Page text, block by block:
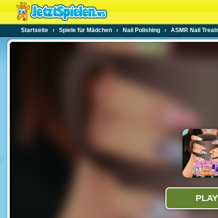
Startseite › Spiele für Mädchen › Nail Polishing › ASMR Nail